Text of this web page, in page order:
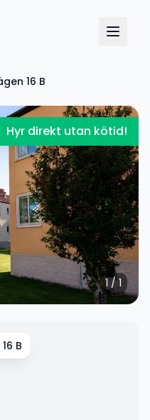
16 B
Hyr direkt utan kötid!
1/1
B